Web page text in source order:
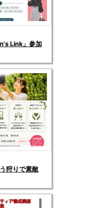
Link」参加
狩りで素敵